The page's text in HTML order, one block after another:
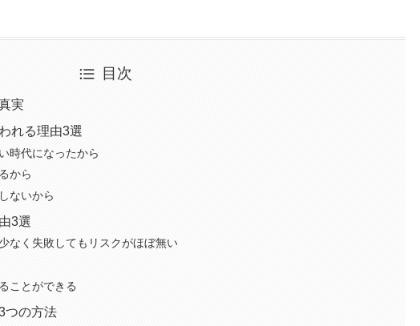
目次
実
れる理由3選
時代になったから
から
ないから
3選
なく失敗してもリスクがほぼ無い
ことができる
つの方法